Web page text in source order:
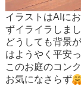
イラストはAIに
ずイライラしま
どうしても背景
はようやく平安
このお庭のコン
お気になさらず